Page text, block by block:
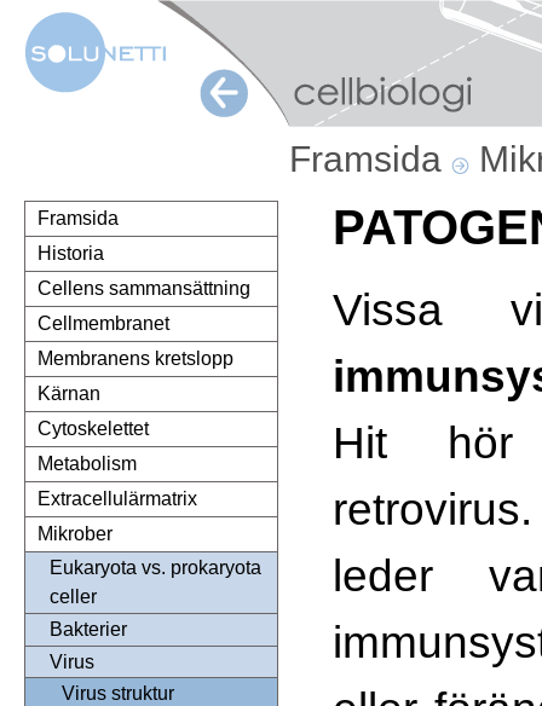
Framsida
Framsida
Historia
Cellens sammansättning
Cellmembranet
Membranens kretslopp
Kärnan
Cytoskelettet
Metabolism
Extracellulärmatrix
Mikrober
Eukaryota vs. prokaryota
celler
Bakterier
Virus
Virus struktur
Vissa
Hit hör
leder